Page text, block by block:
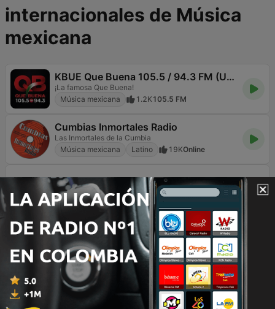
internacionales de Música
mexicana
KBUE Que Buena 105.5 / 94.3 FM (US Only)
¡La famosa Que Buena!
Música mexicana
1.2K105.5 FM
Cumbias Inmortales Radio
Las Inmortales de la Cumbia
Música mexicana
Latino 19KOnline
KLBN La Buena 101.9 FM
Música mexicana 231 101.9 FM
KLAX 97.9 La Raza FM
Música mexicana
238 97.9 FM
Ke Buena 92.9 FM
¡Aquí Suena!
15.7K 92.9 FM